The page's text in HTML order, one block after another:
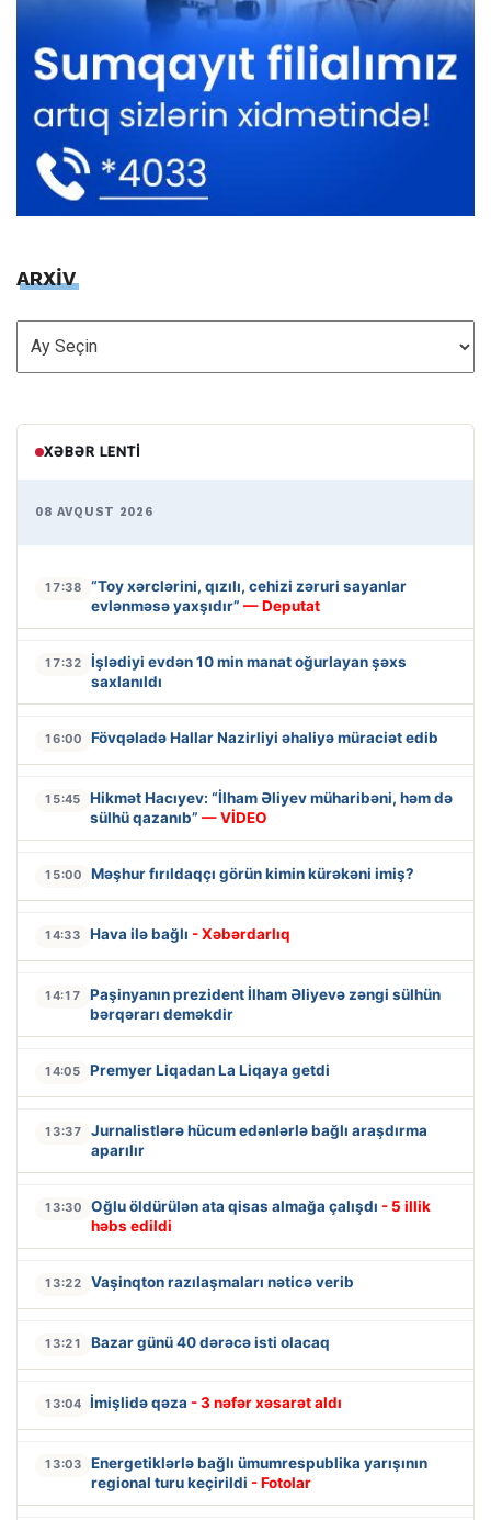
ARXİV
ARXİV
XƏBƏR LENTI
08 AVQUST 2026
17:38
“Toy xərclərini, qızılı, cehizi zəruri sayanlar
evlənməsə yaxşıdır” — Deputat
17:32
İşlədiyi evdən 10 min manat oğurlayan şəxs
saxlanıldı
16:00 Fövqəladə Hallar Nazirliyi əhaliyə müraciət edib
15:45
Hikmət Hacıyev: “İlham Əliyev müharibəni, həm də
sülhü qazanıb” — VİDEO
15:00 Məşhur fırıldaqçı görün kimin kürəkəni imiş?
14:33 Hava ilə bağlı - Xəbərdarlıq
14:17
Paşinyanın prezident İlham Əliyevə zəngi sülhün
bərqərarı deməkdir
14:05 Premyer Liqadan La Liqaya getdi
13:37
Jurnalistlərə hücum edənlərlə bağlı araşdırma
aparılır
13:30 Oğlu öldürülən ata qisas almağa çalışdı - 5 illik
həbs edildi
13:22 Vaşinqton razılaşmaları nəticə verib
13:21 Bazar günü 40 dərəcə isti olacaq
13:04 İmişlidə qəza - 3 nəfər xəsarət aldı
13:03
Energetiklərlə bağlı ümumrespublika yarışının
regional turu keçirildi - Fotolar